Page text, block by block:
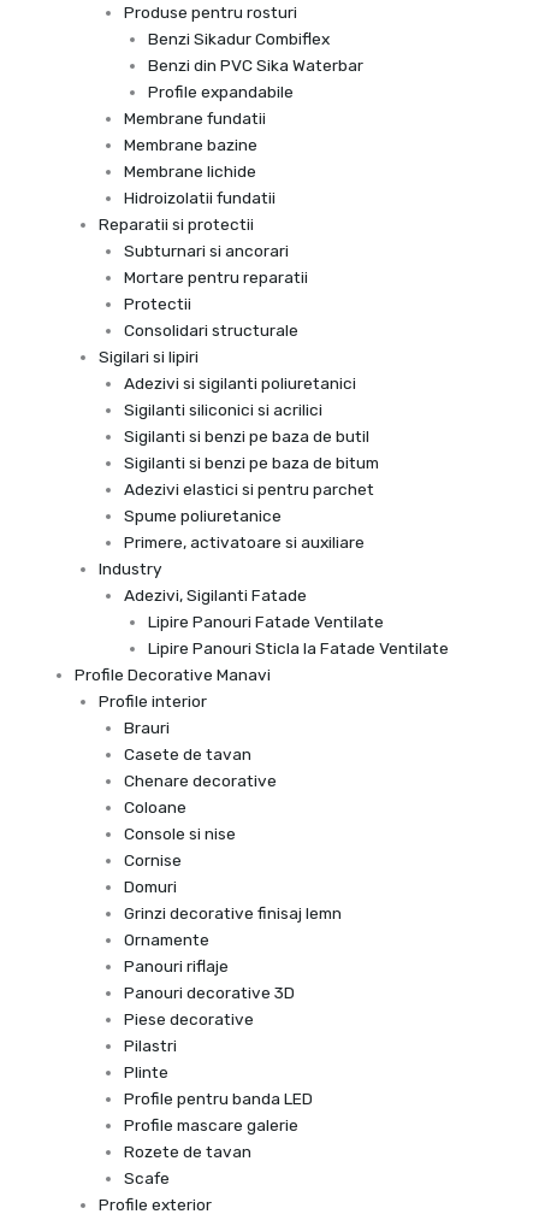
Produse pentru rosturi
Benzi Sikadur Combiflex
Benzi din PVC Sika Waterbar
Profile expandabile
Membrane fundatii
Membrane bazine
Membrane lichide
Hidroizolatii fundatii
Reparatii si protectii
Subturnari si ancorari
Mortare pentru reparatii
Protectii
Consolidari structurale
Sigilari si lipiri
Adezivi si sigilanti poliuretanici
Sigilanti siliconici si acrilici
Sigilanti si benzi pe baza de butil
Sigilanti si benzi pe baza de bitum
Adezivi elastici si pentru parchet
Spume poliuretanice
Primere, activatoare si auxiliare
Industry
Adezivi, Sigilanti Fatade
Lipire Panouri Fatade Ventilate
Lipire Panouri Sticla la Fatade Ventilate
Profile Decorative Manavi
Profile interior
Brauri
Casete de tavan
Chenare decorative
Coloane
Console si nise
Cornise
Domuri
Grinzi decorative finisaj lemn
Ornamente
Panouri riflaje
Panouri decorative 3D
Piese decorative
Pilastri
Plinte
Profile pentru banda LED
Profile mascare galerie
Rozete de tavan
Scafe
Profile exterior